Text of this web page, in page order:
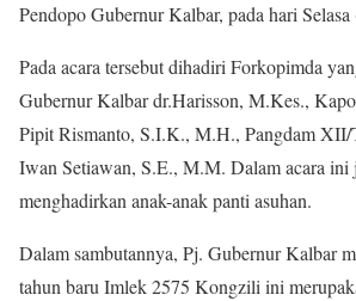
Pendopo Gubernur Kalbar, pada hari Selasa
Pada acara tersebut dihadiri Forkopimda
Gubernur Kalbar dr.Harisson, M.Kes.,
Pipit Rismanto, S.I.K., M.H., Pangdam
Iwan Setiawan, S.E., M.M. Dalam acara ini
menghadirkan anak-anak panti asuhan.
Dalam sambutannya, Pj. Gubernur Kalbar
tahun baru Imlek 2575 Kongzili ini